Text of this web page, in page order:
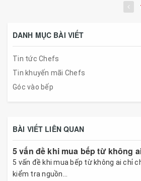
DANH MỤC BÀI VIẾT
Tin tức Chefs
Tin khuyến mãi Chefs
Góc vào bếp
BÀI VIẾT LIÊN QUAN
5 vấn đề khi mua bếp từ không
5 vấn đề khi mua bếp từ không ai chỉ
kiểm tra nguồn...